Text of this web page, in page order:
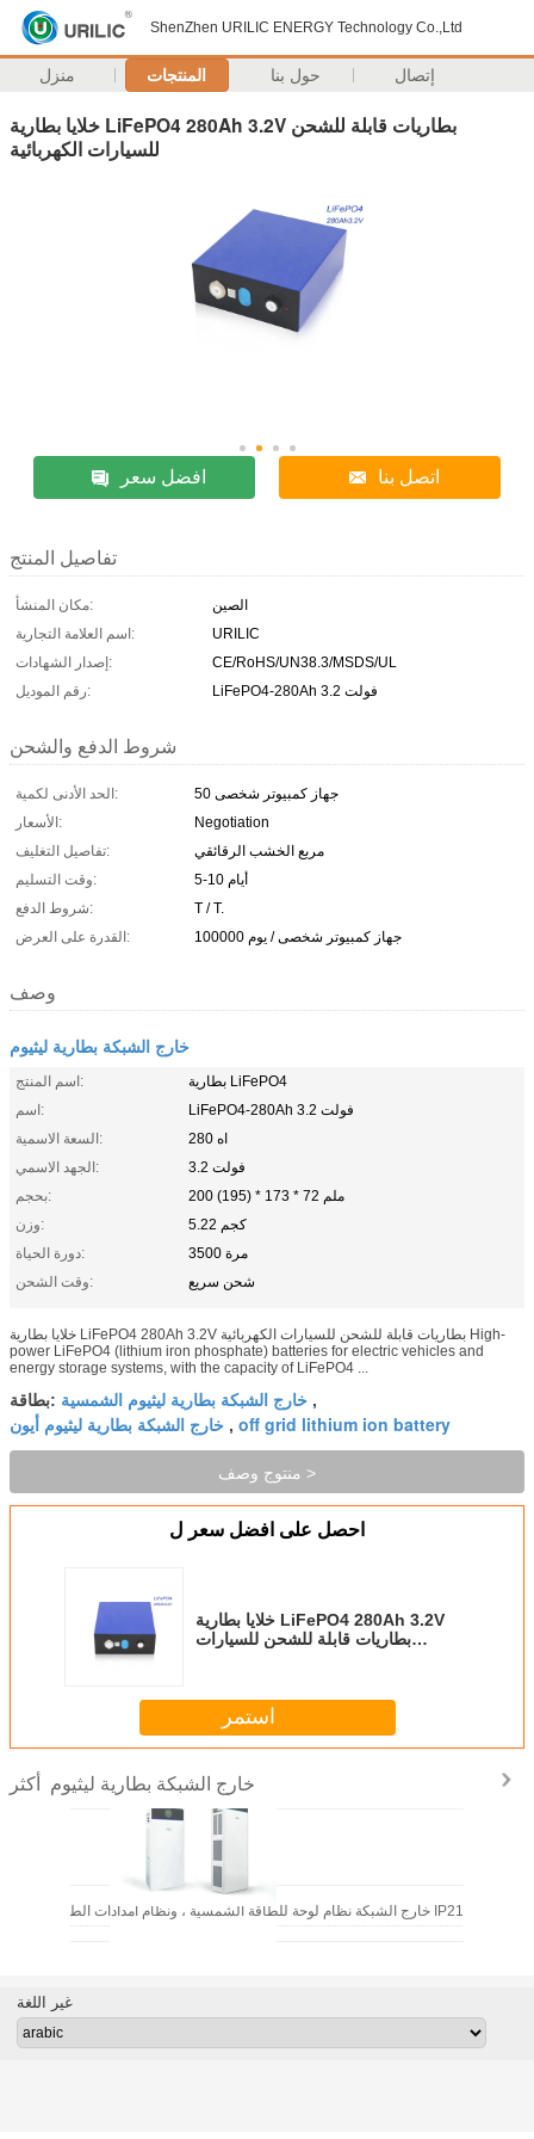
ShenZhen URILIC ENERGY Technology Co.,Ltd
منزل المنتجات حول بنا إتصال
خلايا بطارية LiFePO4 280Ah 3.2V بطاريات قابلة للشحن
للسيارات الكهربائية
افضل سعر اتصل بنا
تفاصيل المنتج
مكان المنشأ:
الصين
اسم العلامة التجارية:
URILIC
إصدار الشهادات:
CE/RoHS/UN38.3/MSDS/UL
رقم الموديل:
LiFePO4-280Ah 3.2 فولت
شروط الدفع والشحن
الحد الأدنى لكمية:
50 جهاز كمبيوتر شخصى
الأسعار:
Negotiation
تفاصيل التغليف:
مربع الخشب الرقائقي
وقت التسليم:
5-10 أيام
شروط الدفع:
T / T.
القدرة على العرض:
100000 جهاز كمبيوتر شخصى / يوم
وصف
خارج الشبكة بطارية ليثيوم
اسم المنتج:
بطارية LiFePO4
اسم:
LiFePO4-280Ah 3.2 فولت
السعة الاسمية:
280 اه
الجهد الاسمي:
3.2 فولت
بحجم:
200 (195) * 173 * 72 ملم
وزن:
5.22 كجم
دورة الحياة:
3500 مرة
وقت الشحن:
شحن سريع
خلايا بطارية LiFePO4 280Ah 3.2V بطاريات قابلة للشحن للسيارات الكهربائية High-
power LiFePO4 (lithium iron phosphate) batteries for electric vehicles and
energy storage systems, with the capacity of LiFePO4 ...
بطاقة: خارج الشبكة بطارية ليثيوم الشمسية ,
خارج الشبكة بطارية ليثيوم أيون , off grid lithium ion battery
منتوج وصف >
احصل على افضل سعر ل
خلايا بطارية LiFePO4 280Ah 3.2V
بطاريات قابلة للشحن للسيارات
استمر
خارج الشبكة بطارية ليثيوم
3-5KW خارج الشبكة نظام لوحة للطاقة الشمسية ، ونظام امدادات الطاقة تخزين الطاقة IP21
غير اللغة